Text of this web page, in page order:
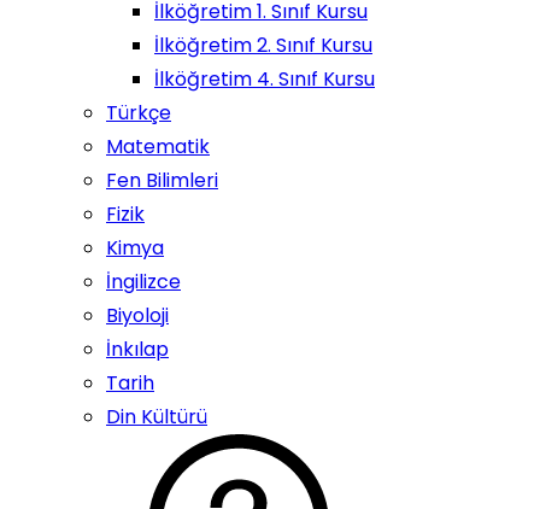
İlköğretim 1. Sınıf Kursu
İlköğretim 2. Sınıf Kursu
İlköğretim 4. Sınıf Kursu
Türkçe
Matematik
Fen Bilimleri
Fizik
Kimya
İngilizce
Biyoloji
İnkılap
Tarih
Din Kültürü